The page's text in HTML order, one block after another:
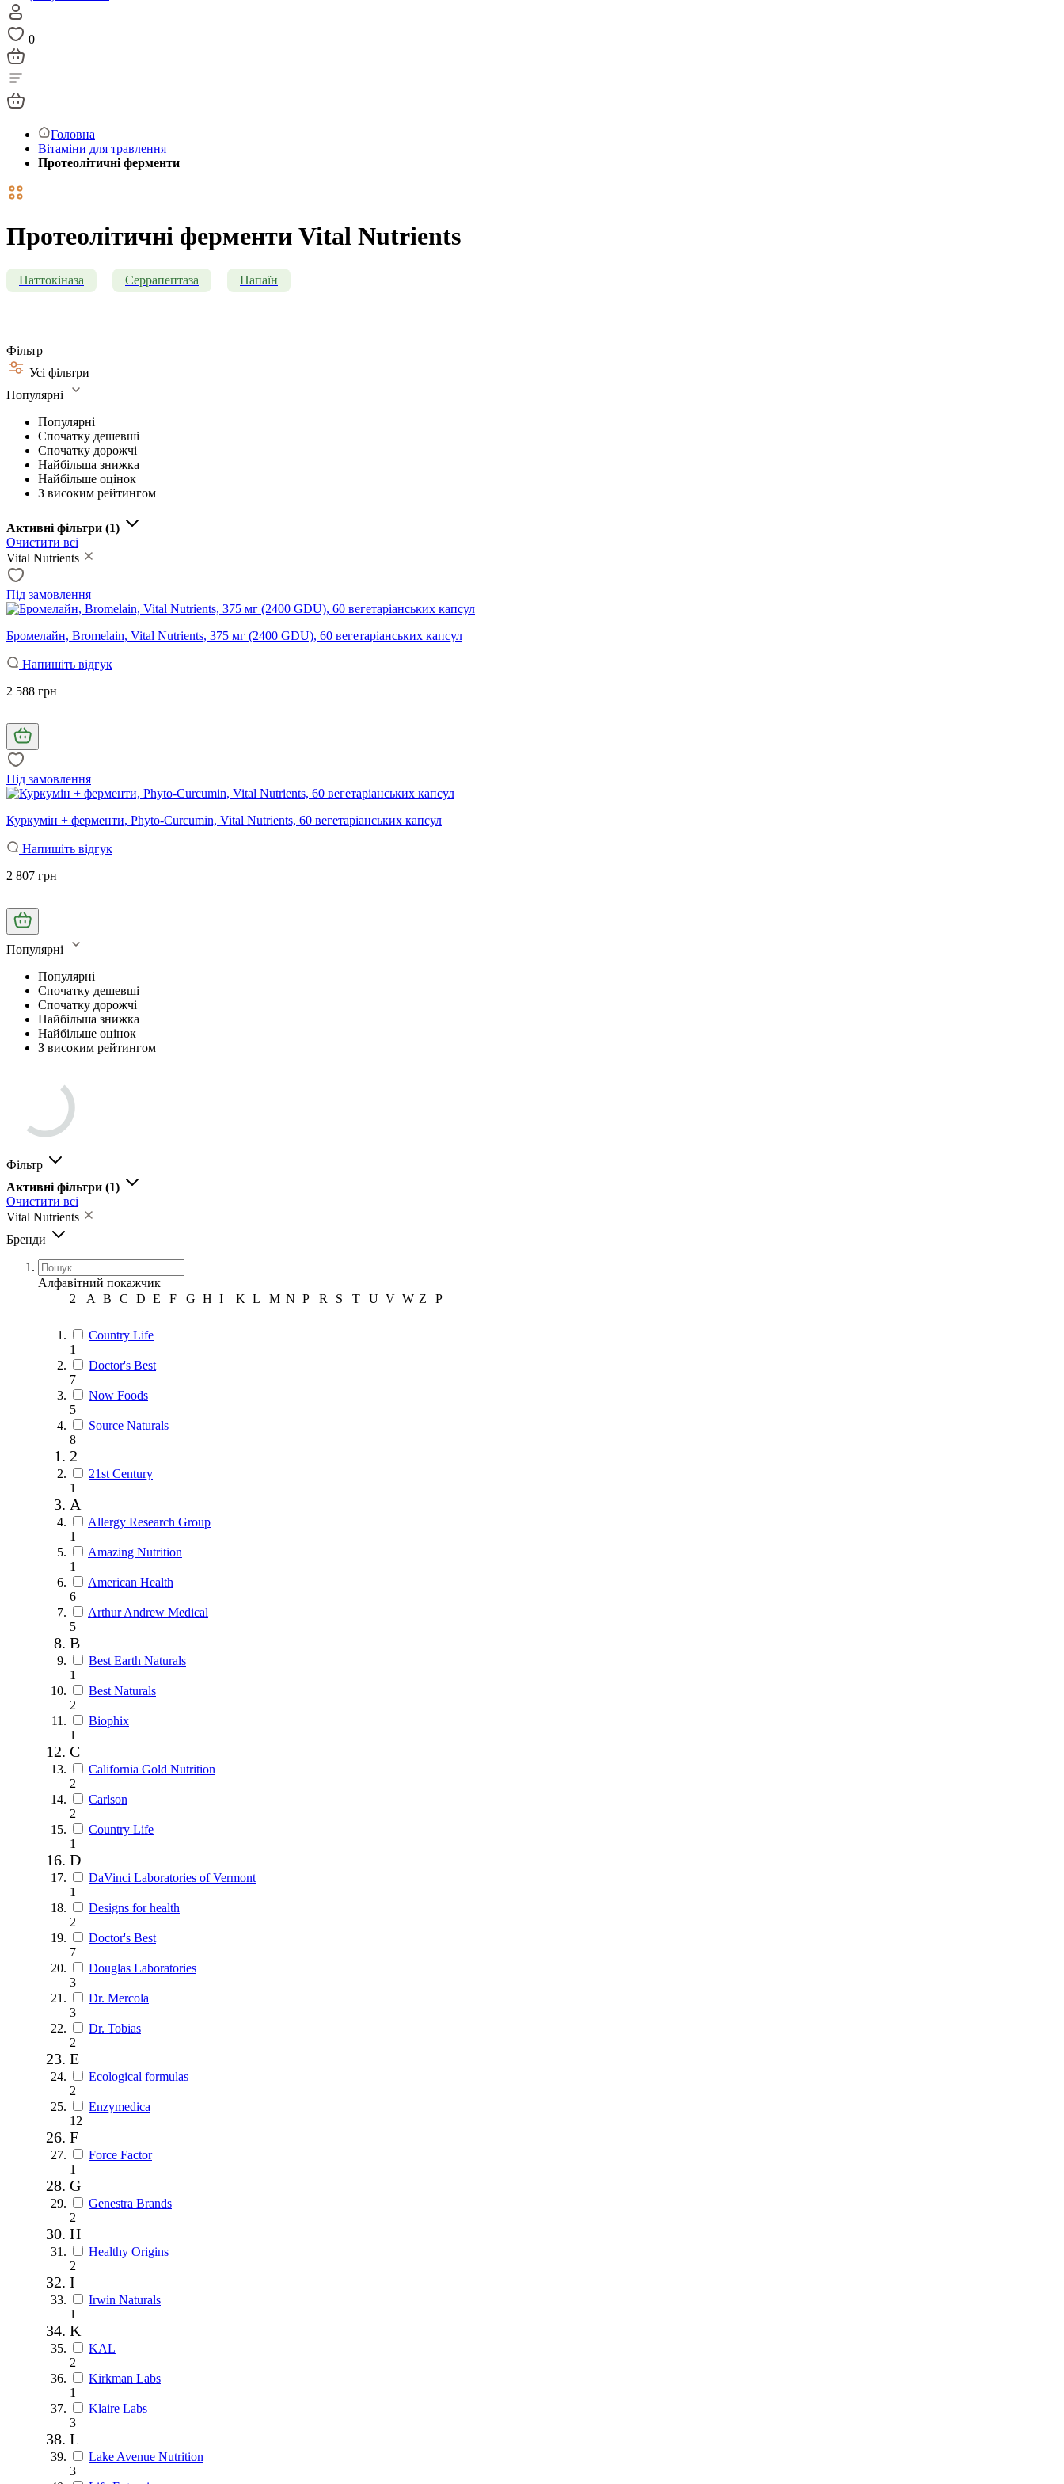
0
Головна
Вітаміни для травлення
Протеолітичні ферменти
Протеолітичні ферменти Vital Nutrients
Наттокіназа Серрапептаза Папаїн
Фільтр
Усі фільтри
Популярні
Популярні
Спочатку дешевші
Спочатку дорожчі
Найбільша знижка
Найбільше оцінок
З високим рейтингом
Активні фільтри (1)
Очистити всі
Vital Nutrients
Під замовлення
Бромелайн, Bromelain, Vital Nutrients, 375 мг (2400 GDU), 60 вегетаріанських капсул
Напишіть відгук
2 588 грн
Під замовлення
Куркумін + ферменти, Phyto-Curcumin, Vital Nutrients, 60 вегетаріанських капсул
Напишіть відгук
2 807 грн
Популярні
Популярні
Спочатку дешевші
Спочатку дорожчі
Найбільша знижка
Найбільше оцінок
З високим рейтингом
Фільтр
Активні фільтри (1)
Очистити всі
Vital Nutrients
Бренди
Алфавітний покажчик
2
A B C D E F G H I K L M N P R S T U V W Z Р
Country Life
1
Doctor's Best
7
Now Foods
5
Source Naturals
8
2
21st Century
1
A
Allergy Research Group
1
Amazing Nutrition
1
American Health
6
Arthur Andrew Medical
5
B
Best Earth Naturals
1
Best Naturals
2
Biophix
1
C
California Gold Nutrition
2
Carlson
2
Country Life
1
D
DaVinci Laboratories of Vermont
1
Designs for health
2
Doctor's Best
7
Douglas Laboratories
3
Dr. Mercola
3
Dr. Tobias
2
E
Ecological formulas
2
Enzymedica
12
F
Force Factor
1
G
Genestra Brands
2
H
Healthy Origins
2
I
Irwin Naturals
1
K
KAL
2
Kirkman Labs
1
Klaire Labs
3
L
Lake Avenue Nutrition
3